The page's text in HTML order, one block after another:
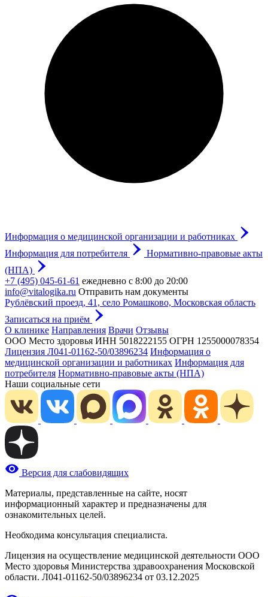
Информация о медицинской организации и работниках
Информация для потребителя
Нормативно-правовые акты
(НПА)
+7 (495) 045-61-61 ежедневно с 8:00 до 20:00
info@vitalogika.ru Отправить нам документы
Рублёвский проезд, 41, село Ромашково, Московская область
Записаться на приём
О клинике Направления Врачи Отзывы
ООО Место здоровья ИНН 5018222155 ОГРН 1255000078354
Лицензия Л041-01162-50/03896234 Информация о
медицинской организации и работниках Информация для
потребителя Нормативно-правовые акты (НПА)
Наши социальные сети
Версия для слабовидящих
Материалы, представленные на сайте, носят
информационный характер и предназначены для
ознакомительных целей.
Необходима консультация специалиста.
Лицензия на осуществление медицинской деятельности ООО
Место здоровья Министерства здравоохранения Московской
области. Л041-01162-50/03896234 от 03.12.2025